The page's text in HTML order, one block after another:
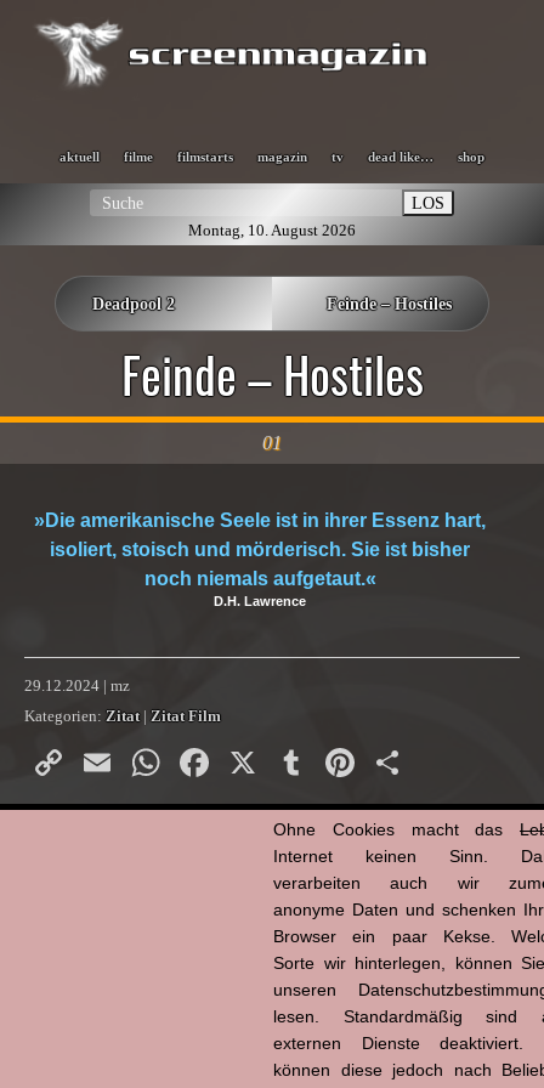
aktuell filme filmstarts magazin tv dead like… shop
LOS
Montag, 10. August 2026
Deadpool 2 Feinde – Hostiles
Feinde – Hostiles
01
»Die amerikanische Seele ist in ihrer Essenz hart,
isoliert, stoisch und mörderisch. Sie ist bisher
noch niemals aufgetaut.«
D.H. Lawrence
29.12.2024 | mz
Kategorien: Zitat Zitat Film
Copy
Link
EmailWhatsApp
Facebook
X TumblrPinterest
Ohne Cookies macht das
Internet keinen Sinn.
verarbeiten auch wir
anonyme Daten und schenken
Browser ein paar Kekse.
Sorte wir hinterlegen, können
unseren
lesen. Standardmäßig sind
externen Dienste deaktiviert.
können diese jedoch nach